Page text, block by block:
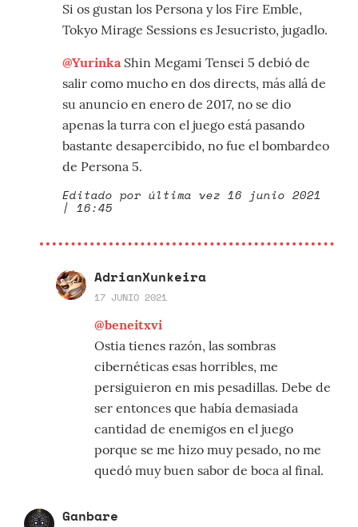
Si os gustan los Persona y los Fire Emble,
Tokyo Mirage Sessions es Jesucristo, jugadlo.
@YurinkaShin Megami Tensei 5 debió de
salir como mucho en dos directs, más allá de
su anuncio en enero de 2017, no se dio
apenas la turra con el juego está pasando
bastante desapercibido, no fue el bombardeo
de Persona 5.
Editado por última vez 16 junio 2021
| 16:45
AdrianXunkeira
17 JUNIO 2021
@beneitxvi
Ostia tienes razón, las sombras
cibernéticas esas horribles, me
persiguieron en mis pesadillas. Debe de
ser entonces que había demasiada
cantidad de enemigos en el juego
porque se me hizo muy pesado, no me
quedó muy buen sabor de boca al final.
Ganbare